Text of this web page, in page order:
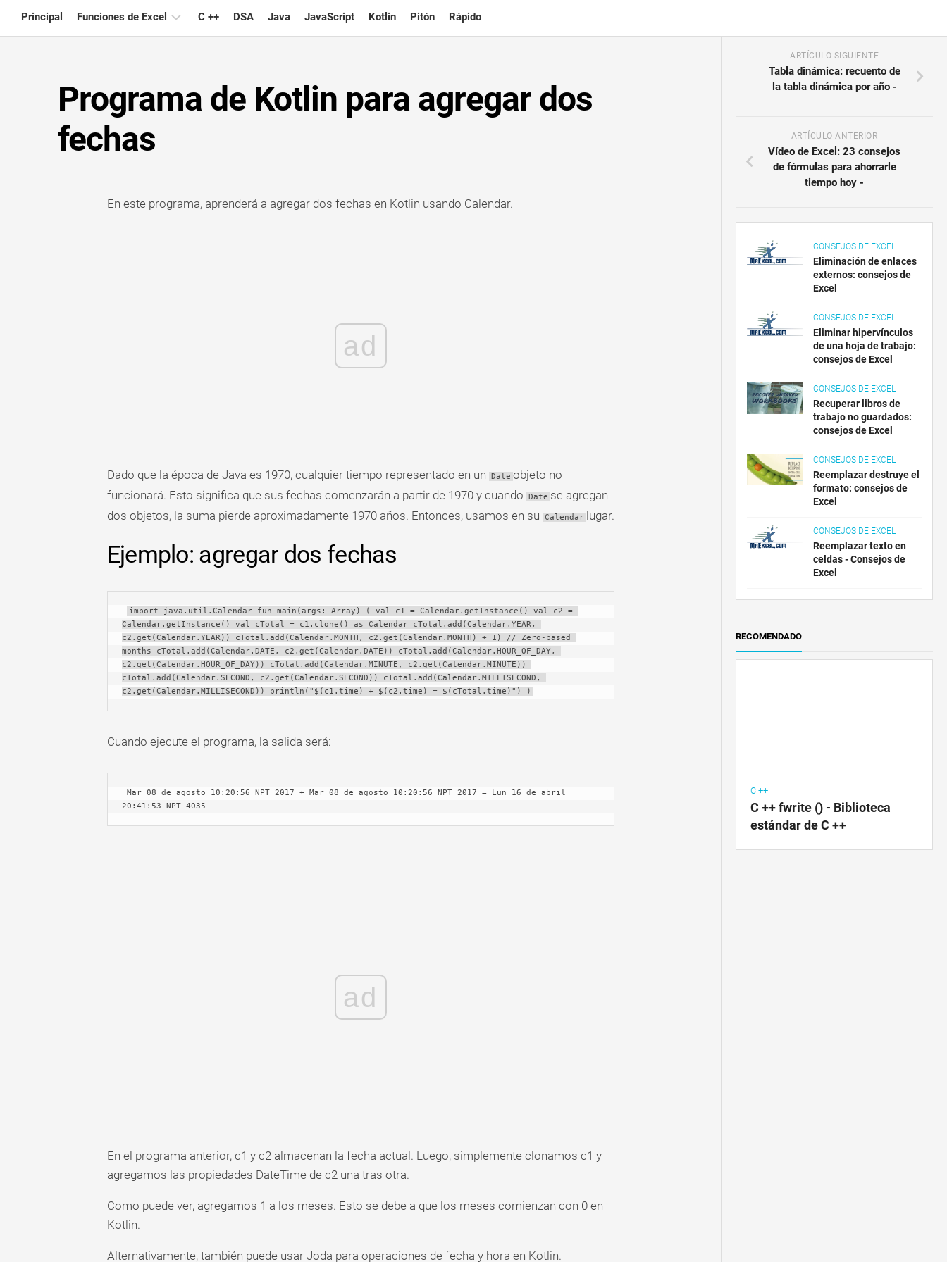
content
Principal Funciones de Excel
Consejos
de
Excel
Fórmula
Atajos
C ++ DSA Java JavaScript Kotlin Pitón Rápido
Programa de Kotlin para agregar dos
fechas
En este programa, aprenderá a agregar dos fechas en Kotlin usando Calendar.
ad
Dado que la época de Java es 1970, cualquier tiempo representado en un Date objeto no
funcionará. Esto significa que sus fechas comenzarán a partir de 1970 y cuando
Date se agregan
dos objetos, la suma pierde aproximadamente 1970 años. Entonces, usamos en su
Calendar lugar.
Ejemplo: agregar dos fechas
import java.util.Calendar fun main(args: Array) ( val c1 = Calendar.getInstance() val c2 =
Calendar.getInstance() val cTotal = c1.clone() as Calendar cTotal.add(Calendar.YEAR,
c2.get(Calendar.YEAR)) cTotal.add(Calendar.MONTH, c2.get(Calendar.MONTH) + 1) // Zero-based
months cTotal.add(Calendar.DATE, c2.get(Calendar.DATE)) cTotal.add(Calendar.HOUR_OF_DAY,
c2.get(Calendar.HOUR_OF_DAY)) cTotal.add(Calendar.MINUTE, c2.get(Calendar.MINUTE))
cTotal.add(Calendar.SECOND, c2.get(Calendar.SECOND)) cTotal.add(Calendar.MILLISECOND,
c2.get(Calendar.MILLISECOND)) println("$(c1.time) + $(c2.time) = $(cTotal.time)") )
Cuando ejecute el programa, la salida será:
20:41:53 NPT 4035
ad
En el programa anterior, c1 y c2 almacenan la fecha actual. Luego, simplemente clonamos c1 y
agregamos las propiedades DateTime de c2 una tras otra.
Como puede ver, agregamos 1 a los meses. Esto se debe a que los meses comienzan con 0 en
Kotlin.
Alternativamente, también puede usar Joda para operaciones de fecha y hora en Kotlin.
ARTÍCULO SIGUIENTE
Tabla dinámica: recuento de
la tabla dinámica por año -
ARTÍCULO ANTERIOR
Vídeo de Excel: 23 consejos
de fórmulas para ahorrarle
tiempo hoy -
CONSEJOS DE EXCEL
Eliminación de enlaces
externos: consejos de
Excel
CONSEJOS DE EXCEL
Eliminar hipervínculos
de una hoja de trabajo:
consejos de Excel
CONSEJOS DE EXCEL
Recuperar libros de
trabajo no guardados:
consejos de Excel
CONSEJOS DE EXCEL
Reemplazar destruye el
formato: consejos de
Excel
CONSEJOS DE EXCEL
Reemplazar texto en
celdas - Consejos de
Excel
RECOMENDADO
C ++
C ++ fwrite () - Biblioteca
estándar de C ++